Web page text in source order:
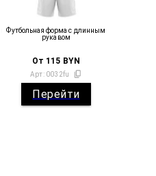
Футбольная форма с длинным
рукавом
От 115 BYN
Арт: 0032fu
Перейти